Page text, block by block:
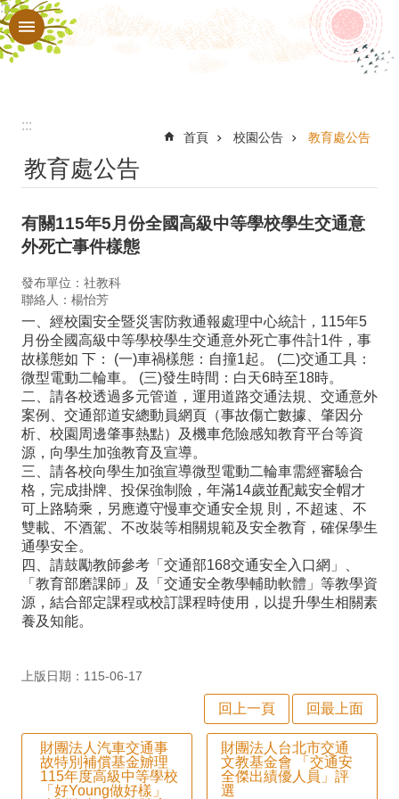
跳到主要內容區塊
進
認
校
行
政
處
室
教
師
專
區
學
生
專
區
行
填
:::
:::
首頁 校園公告 教育處公告
教育處公告
有關115年5月份全國高級中等學校學生交通意
外死亡事件樣態
發布單位：社教科
聯絡人：楊怡芳
一、經校園安全暨災害防救通報處理中心統計，115年5
月份全國高級中等學校學生交通意外死亡事件計1件，事
故樣態如 下： (一)車禍樣態：自撞1起。 (二)交通工具：
微型電動二輪車。 (三)發生時間：白天6時至18時。
二、請各校透過多元管道，運用道路交通法規、交通意外
案例、交通部道安總動員網頁（事故傷亡數據、肇因分
析、校園周邊肇事熱點）及機車危險感知教育平台等資
源，向學生加強教育及宣導。
三、請各校向學生加強宣導微型電動二輪車需經審驗合
格，完成掛牌、投保強制險，年滿14歲並配戴安全帽才
可上路騎乘，另應遵守慢車交通安全規 則，不超速、不
雙載、不酒駕、不改裝等相關規範及安全教育，確保學生
通學安全。
四、請鼓勵教師參考「交通部168交通安全入口網」、
「教育部磨課師」及「交通安全教學輔助軟體」等教學資
源，結合部定課程或校訂課程時使用，以提升學生相關素
養及知能。
上版日期：115-06-17
回上一頁 回最上面
財團法人汽車交通事
故特別補償基金辧理
115年度高級中等學校
「好Young做好樣」
財團法人台北市交通
文教基金會 「交通安
全傑出績優人員」評
選